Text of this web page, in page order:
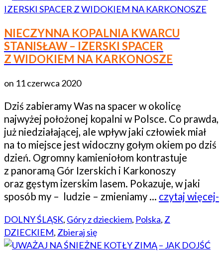
NIECZYNNA KOPALNIA KWARCU
STANISŁAW – IZERSKI SPACER
Z WIDOKIEM NA KARKONOSZE
on 11 czerwca 2020
Dziś zabieramy Was na spacer w okolicę
najwyżej położonej kopalni w Polsce. Co prawda,
już niedziałającej, ale wpływ jaki człowiek miał
na to miejsce jest widoczny gołym okiem po dziś
dzień. Ogromny kamieniołom kontrastuje
z panoramą Gór Izerskich i Karkonoszy
oraz gęstym izerskim lasem. Pokazuje, w jaki
sposób my – ludzie – zmieniamy … czytaj więcej-
DOLNY ŚLĄSK, Góry z dzieckiem, Polska, Z
DZIECKIEM, Zbieraj się